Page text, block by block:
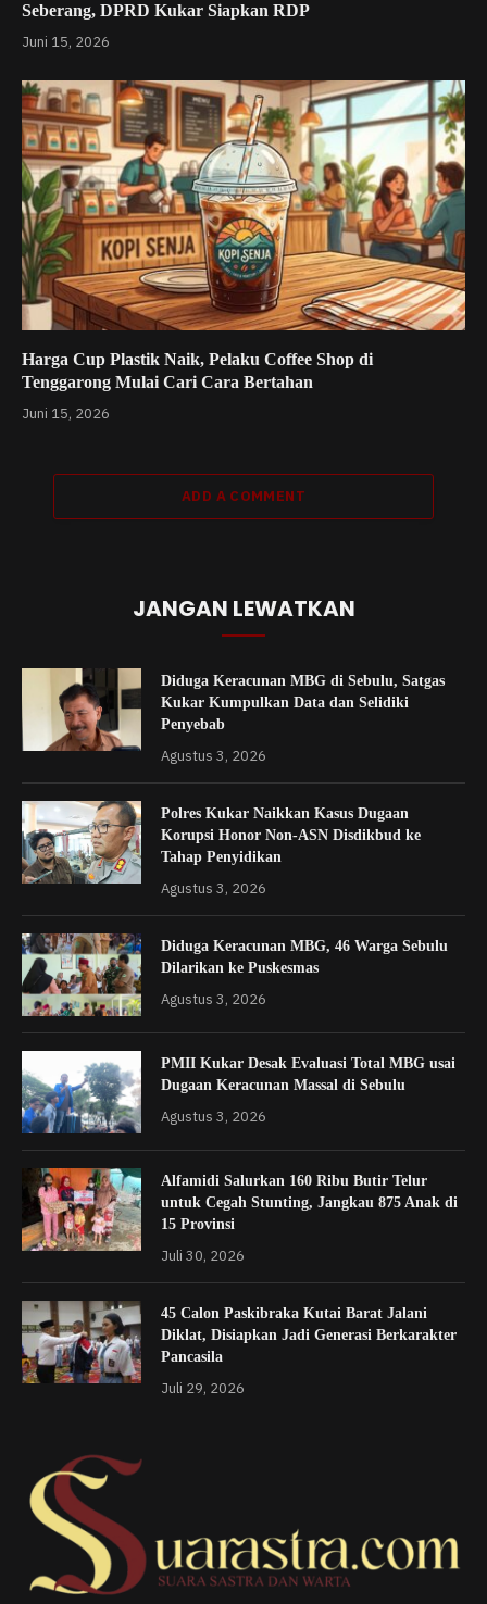
Seberang, DPRD Kukar Siapkan RDP
Juni 15, 2026
Harga Cup Plastik Naik, Pelaku Coffee Shop di
Tenggarong Mulai Cari Cara Bertahan
Juni 15, 2026
ADD A COMMENT
JANGAN LEWATKAN
Diduga Keracunan MBG di Sebulu, Satgas
Kukar Kumpulkan Data dan Selidiki
Penyebab
Agustus 3, 2026
Polres Kukar Naikkan Kasus Dugaan
Korupsi Honor Non-ASN Disdikbud ke
Tahap Penyidikan
Agustus 3, 2026
Diduga Keracunan MBG, 46 Warga Sebulu
Dilarikan ke Puskesmas
Agustus 3, 2026
PMII Kukar Desak Evaluasi Total MBG usai
Dugaan Keracunan Massal di Sebulu
Agustus 3, 2026
Alfamidi Salurkan 160 Ribu Butir Telur
untuk Cegah Stunting, Jangkau 875 Anak di
15 Provinsi
Juli 30, 2026
45 Calon Paskibraka Kutai Barat Jalani
Diklat, Disiapkan Jadi Generasi Berkarakter
Pancasila
Juli 29, 2026